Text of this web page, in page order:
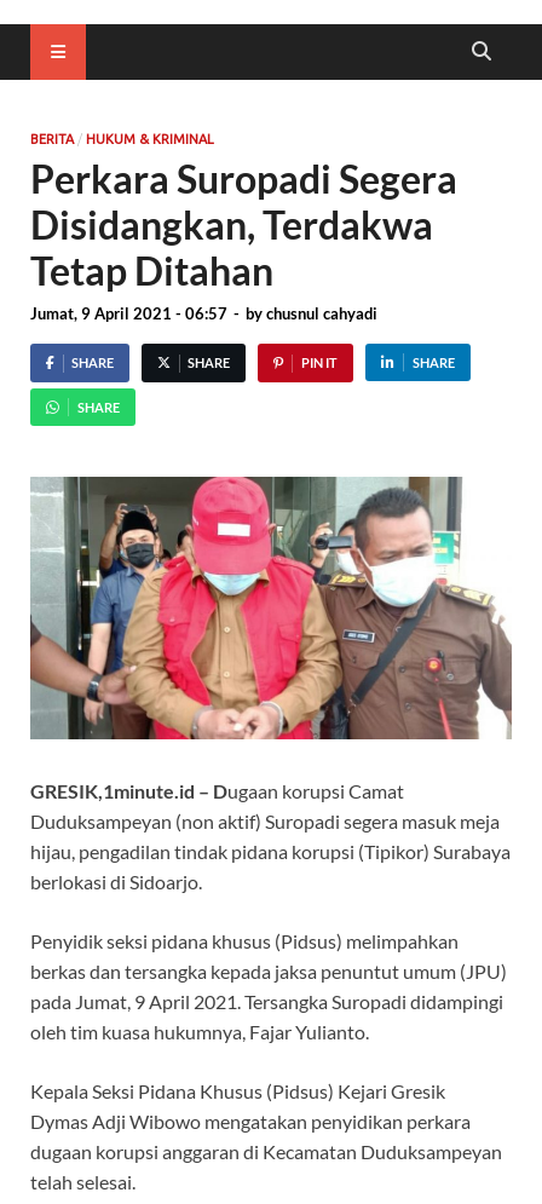
BERITA/ HUKUM & KRIMINAL
Perkara Suropadi Segera
Disidangkan, Terdakwa
Tetap Ditahan
Jumat, 9 April 2021 - 06:57 - bychusnul cahyadi
SHARE SHARE PIN IT SHARE
SHARE
GRESIK,1minute.id – Dugaan korupsi Camat
Duduksampeyan (non aktif) Suropadi segera masuk meja
hijau, pengadilan tindak pidana korupsi (Tipikor) Surabaya
berlokasi di Sidoarjo.
Penyidik seksi pidana khusus (Pidsus) melimpahkan
berkas dan tersangka kepada jaksa penuntut umum (JPU)
pada Jumat, 9 April 2021. Tersangka Suropadi didampingi
oleh tim kuasa hukumnya, Fajar Yulianto.
Kepala Seksi Pidana Khusus (Pidsus) Kejari Gresik
Dymas Adji Wibowo mengatakan penyidikan perkara
dugaan korupsi anggaran di Kecamatan Duduksampeyan
telah selesai.